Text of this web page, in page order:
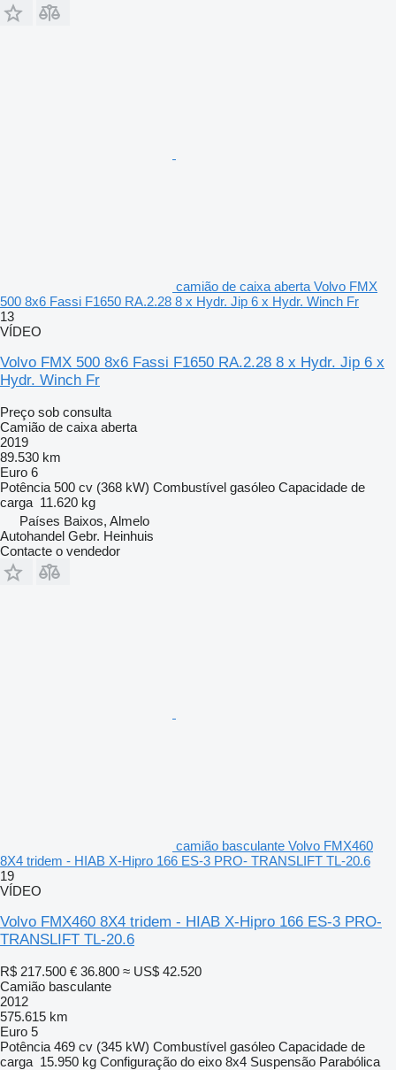
camião de caixa aberta Volvo FMX
500 8x6 Fassi F1650 RA.2.28 8 x Hydr. Jip 6 x Hydr. Winch Fr
13
VÍDEO
Volvo FMX 500 8x6 Fassi F1650 RA.2.28 8 x Hydr. Jip 6 x
Hydr. Winch Fr
Preço sob consulta
Camião de caixa aberta
2019
89.530 km
Euro 6
Potência 500 cv (368 kW) Combustível gasóleo Capacidade de
carga 11.620 kg
Países Baixos, Almelo
Autohandel Gebr. Heinhuis
Contacte o vendedor
camião basculante Volvo FMX460
8X4 tridem - HIAB X-Hipro 166 ES-3 PRO- TRANSLIFT TL-20.6
19
VÍDEO
Volvo FMX460 8X4 tridem - HIAB X-Hipro 166 ES-3 PRO-
TRANSLIFT TL-20.6
R$ 217.500 € 36.800 ≈ US$ 42.520
Camião basculante
2012
575.615 km
Euro 5
Potência 469 cv (345 kW) Combustível gasóleo Capacidade de
carga 15.950 kg Configuração do eixo 8x4 Suspensão Parabólica